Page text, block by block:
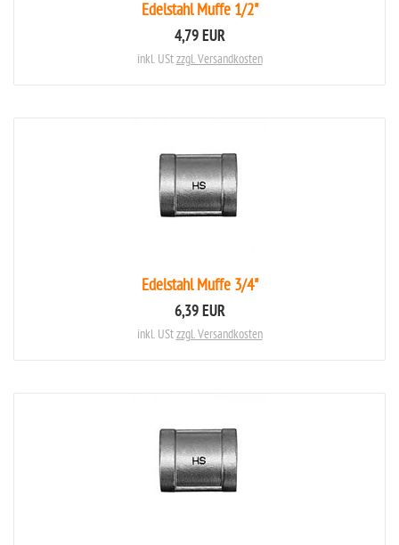
Edelstahl Muffe 1/2"
4,79 EUR
inkl. UStzzgl. Versandkosten
Edelstahl Muffe 3/4"
6,39 EUR
inkl. UStzzgl. Versandkosten